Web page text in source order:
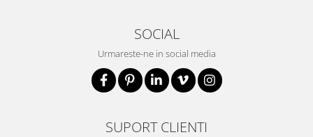
SOCIAL
Urmareste-ne in social media
SUPORT CLIENTI